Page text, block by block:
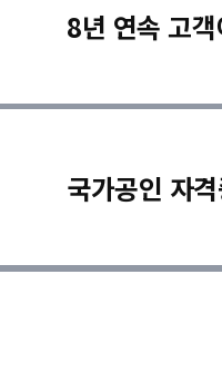
8년 연속 고
국가공인 자